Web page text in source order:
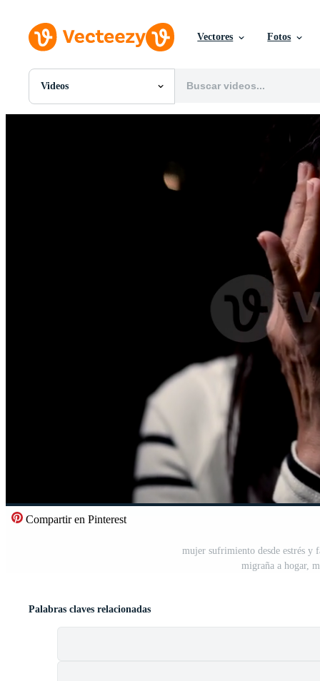
Vectores Fotos
Videos
Todas Imágenes
Compartir en Pinterest
mujer sufrimiento desde estrés y
migraña a hogar,
Palabras claves relacionadas